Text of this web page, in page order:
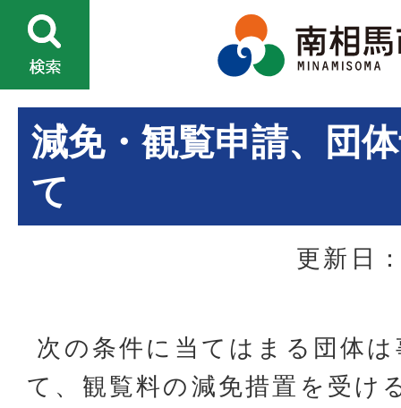
減免・観覧申請、団
て
更新日
次の条件に当てはまる団体
て、観覧料の減免措置を受け